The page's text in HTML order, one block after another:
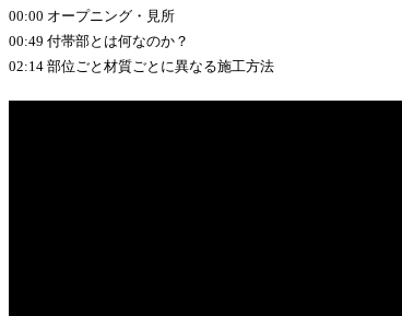
00:00 オープニング・見所
00:49 付帯部とは何なのか？
02:14 部位ごと材質ごとに異なる施工方法